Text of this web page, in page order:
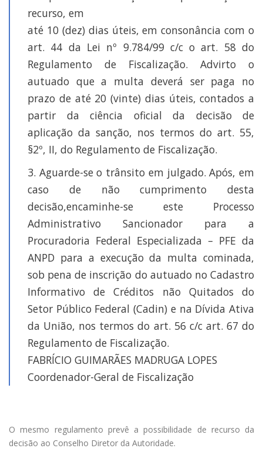
recurso, em
até 10 (dez) dias úteis, em consonância com o
art. 44 da Lei nº 9.784/99 c/c o art. 58 do
Regulamento de Fiscalização. Advirto o
autuado que a multa deverá ser paga no
prazo de até 20 (vinte) dias úteis, contados a
partir da ciência oficial da decisão de
aplicação da sanção, nos termos do art. 55,
§2º, II, do Regulamento de Fiscalização.
3. Aguarde-se o trânsito em julgado. Após, em
caso de não cumprimento desta
decisão,encaminhe-se este Processo
Administrativo Sancionador para a
Procuradoria Federal Especializada – PFE da
ANPD para a execução da multa cominada,
sob pena de inscrição do autuado no Cadastro
Informativo de Créditos não Quitados do
Setor Público Federal (Cadin) e na Dívida Ativa
da União, nos termos do art. 56 c/c art. 67 do
Regulamento de Fiscalização.
FABRÍCIO GUIMARÃES MADRUGA LOPES
Coordenador-Geral de Fiscalização
O mesmo regulamento prevê a possibilidade de recurso da
decisão ao Conselho Diretor da Autoridade.